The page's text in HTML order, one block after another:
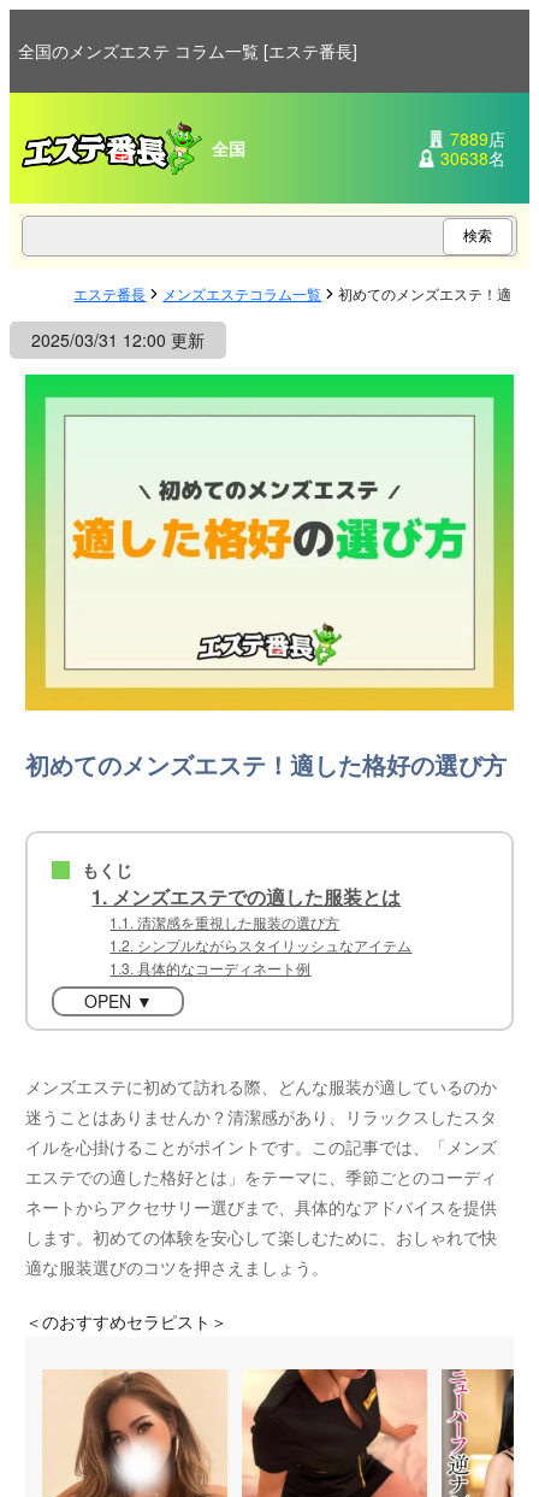
全国のメンズエステ コラム一覧 [エステ番長]
全国 7889店
30638名
エステ番長 メンズエステコラム一覧 初めてのメンズエステ！適し
2025/03/31 12:00 更新
初めてのメンズエステ！適した格好の選び方
■ もくじ
1. メンズエステでの適した服装とは
1.1. 清潔感を重視した服装の選び方
1.2. シンプルながらスタイリッシュなアイテム
1.3. 具体的なコーディネート例
OPEN ▼
メンズエステに初めて訪れる際、どんな服装が適しているのか
迷うことはありませんか？清潔感があり、リラックスしたスタ
イルを心掛けることがポイントです。この記事では、「メンズ
エステでの適した格好とは」をテーマに、季節ごとのコーディ
ネートからアクセサリー選びまで、具体的なアドバイスを提供
します。初めての体験を安心して楽しむために、おしゃれで快
適な服装選びのコツを押さえましょう。
＜のおすすめセラピスト＞